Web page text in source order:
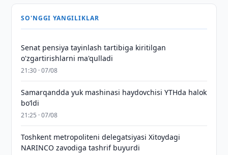
SO'NGGI YANGILIKLAR
Senat pensiya tayinlash tartibiga kiritilgan
o'zgartirishlarni ma'qulladi
21:30 · 07/08
Samarqandda yuk mashinasi haydovchisi YTHda halok
bo‘ldi
21:25 · 07/08
Toshkent metropoliteni delegatsiyasi Xitoydagi
NARINCO zavodiga tashrif buyurdi